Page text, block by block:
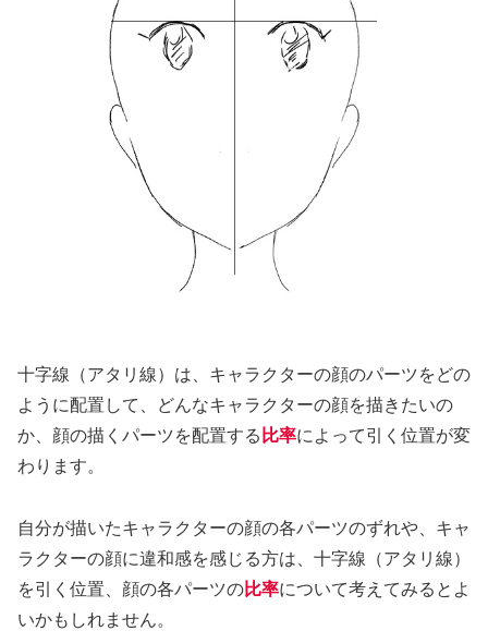
十字線（アタリ線）は、キャラクターの顔のパーツをどの
ように配置して、どんなキャラクターの顔を描きたいの
か、顔の描くパーツを配置する 比率によって引く位置が変
わります。
自分が描いたキャラクターの顔の各パーツのずれや、キャ
ラクターの顔に違和感を感じる方は、十字線（アタリ線）
を引く位置、顔の各パーツの比率について考えてみるとよ
いかもしれません。